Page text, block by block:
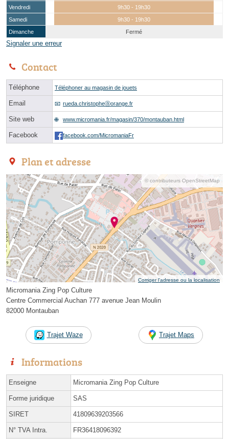
Vendredi
9h30 - 19h30
Samedi
9h30 - 19h30
Dimanche
Fermé
Signaler une erreur
Contact
Téléphone Téléphoner au magasin de jouets
Email rueda.christopheⓐorange.fr
Site web www.micromania.fr/magasin/370/montauban.html
Facebook facebook.com/MicromaniaFr
Plan et adresse
© contributeurs OpenStreetMap
Corriger l’adresse ou la localisation
Micromania Zing Pop Culture
Centre Commercial Auchan 777 avenue Jean Moulin
82000 Montauban
Trajet Waze Trajet Maps
Informations
Enseigne Micromania Zing Pop Culture
Forme juridique SAS
SIRET 41809639203566
N° TVA Intra. FR36418096392